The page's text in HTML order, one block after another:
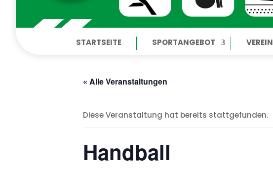
STARTSEITE SPORTANGEBOT VEREIN
« Alle Veranstaltungen
Diese Veranstaltung hat bereits stattgefunden.
Handball